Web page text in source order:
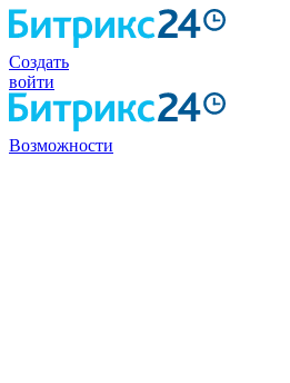
Создать
войти
Возможности